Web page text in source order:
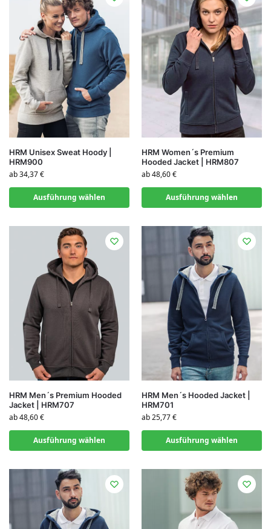
HRM Unisex Sweat Hoody |
HRM900
ab34,37€
Ausführung wählen
HRM Women´s Premium
Hooded Jacket | HRM807
ab48,60€
Ausführung wählen
HRM Men´s Premium Hooded
Jacket | HRM707
ab48,60€
Ausführung wählen
HRM Men´s Hooded Jacket |
HRM701
ab25,77€
Ausführung wählen